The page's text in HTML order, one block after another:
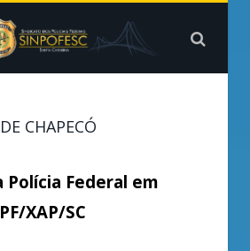
CHAPECÓ
Polícia Federal em
XAP/SC